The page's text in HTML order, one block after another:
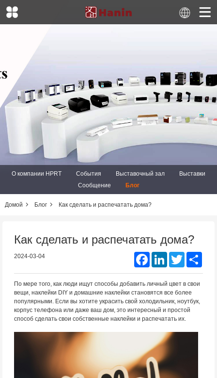
О компании HPRT События Выставочный зал
Выставки
Сообщение
Блог
Домой Блог Как сделать и распечатать дома?
Как сделать и распечатать дома?
2024-03-04 FacebookLinkedIn Twitter
По мере того, как люди ищут способы добавить личный цвет в свои
вещи, наклейки DIY и домашние наклейки становятся все более
популярными. Если вы хотите украсить свой холодильник, ноутбук,
корпус телефона или даже ваш дом, это интересный и простой
способ сделать свои собственные наклейки и распечатать их.